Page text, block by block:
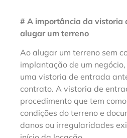
# A importância da vistoria
alugar um terreno
Ao alugar um terreno sem
implantação de um
uma vistoria de entrada
contrato. A vistoria de
procedimento que tem
condições do terreno e
danos ou irregularidades